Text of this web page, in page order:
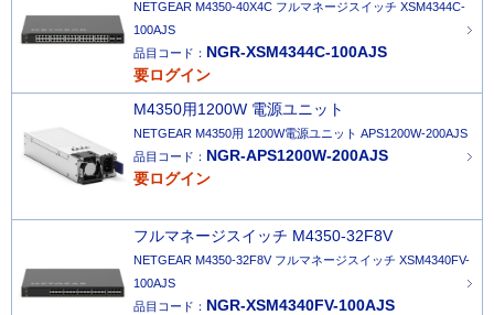
NETGEAR M4350-40X4C フルマネージスイッチ XSM4344C-
100AJS
品目コード： NGR-XSM4344C-100AJS
要ログイン
M4350用1200W 電源ユニット
NETGEAR M4350用 1200W電源ユニット APS1200W-200AJS
品目コード： NGR-APS1200W-200AJS
要ログイン
フルマネージスイッチ M4350-32F8V
NETGEAR M4350-32F8V フルマネージスイッチ XSM4340FV-
100AJS
品目コード： NGR-XSM4340FV-100AJS